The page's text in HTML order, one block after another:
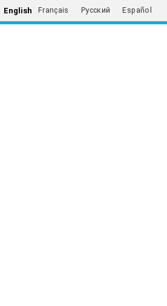
English Français Русский Español